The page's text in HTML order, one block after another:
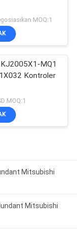
MOQ:1
MQ1
Kontroler
MOQ:1
Mitsubishi
Mitsubishi